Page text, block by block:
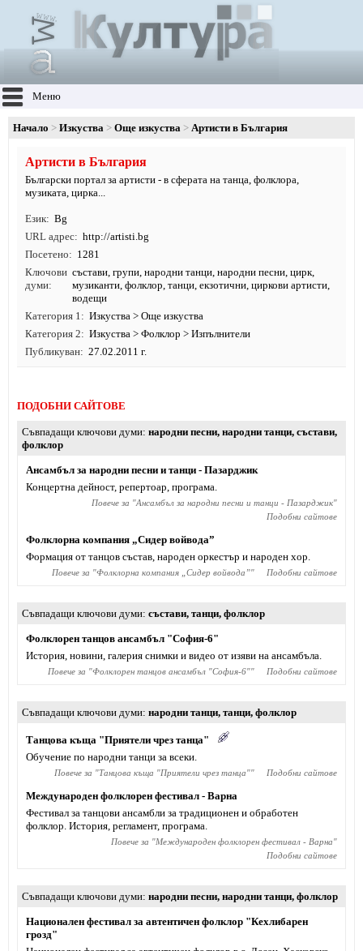
Меню
Начало Изкуства Още изкуства Артисти в България
Артисти в България
Български портал за артисти - в сферата на танца, фолклора,
музиката, цирка...
Език
Bg
URL адрес
http://artisti.bg
Посетено
1281
Ключови
думи
състави, групи, народни танци, народни песни, цирк,
музиканти, фолклор, танци, екзотични, циркови артисти,
водещи
Категория 1
Изкуства > Още изкуства
Категория 2
Изкуства > Фолклор > Изпълнители
Публикуван
27.02.2011 г.
ПОДОБНИ САЙТОВЕ
Съвпадащи ключови думи народни песни, народни танци, състави,
фолклор
Ансамбъл за народни песни и танци - Пазарджик
Концертна дейност, репертоар, програма.
Повече за "Ансамбъл за народни песни и танци - Пазарджик"
Подобни сайтове
Фолклорна компания „Сидер войвода”
Формация от танцов състав, народен оркестър и народен хор.
Повече за "Фолклорна компания „Сидер войвода”" Подобни сайтове
Съвпадащи ключови думи състави, танци, фолклор
Фолклорен танцов ансамбъл "София-6"
История, новини, галерия снимки и видео от изяви на ансамбъла.
Повече за "Фолклорен танцов ансамбъл "София-6"" Подобни сайтове
Съвпадащи ключови думи народни танци, танци, фолклор
Танцова къща "Приятели чрез танца"
Обучение по народни танци за всеки.
Повече за "Танцова къща "Приятели чрез танца"" Подобни сайтове
Международен фолклорен фестивал - Варна
Фестивал за танцови ансамбли за традиционен и обработен
фолклор. История, регламент, програма.
Повече за "Международен фолклорен фестивал - Варна"
Подобни сайтове
Съвпадащи ключови думи народни песни, народни танци, фолклор
Национален фестивал за автентичен фолклор "Кехлибарен
грозд"